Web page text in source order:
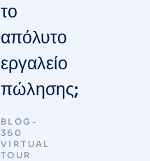
το
απόλυτο
εργαλείο
πώλησης;
BLOG-
360
VIRTUAL
TOUR